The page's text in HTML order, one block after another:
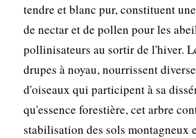
tendre et blanc pur, constituent
de nectar et de pollen pour les
pollinisateurs au sortir de l'hiver.
drupes à noyau, nourrissent
d'oiseaux qui participent à sa
qu'essence forestière, cet arbre
stabilisation des sols montagneux